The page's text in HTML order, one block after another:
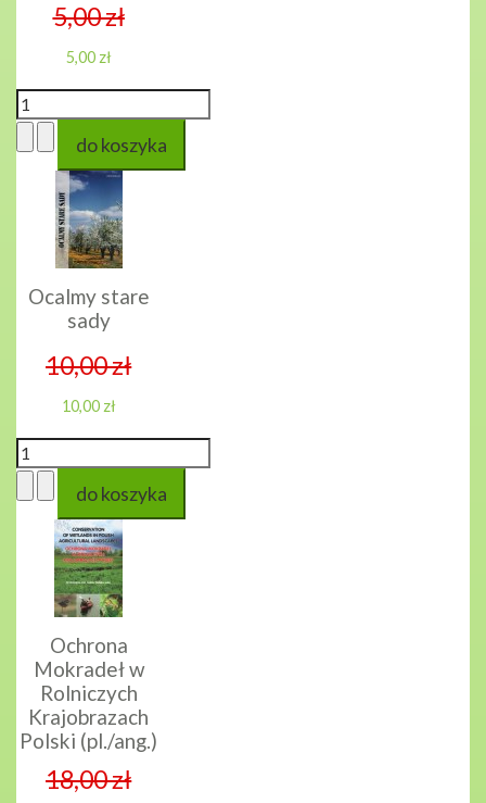
5,00 zł
5,00 zł
Ocalmy stare
sady
10,00 zł
10,00 zł
Ochrona
Mokradeł w
Rolniczych
Krajobrazach
Polski (pl./ang.)
18,00 zł